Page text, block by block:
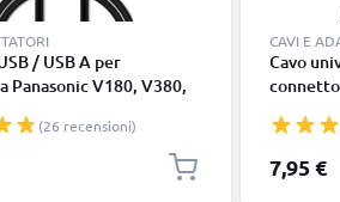
/ USB A per
Panasonic V180, V380,
cavetto dati e ricarica
nero, PVC, 1m
(26 recensioni)
CAVI E
Cavo
nero
7,95 €